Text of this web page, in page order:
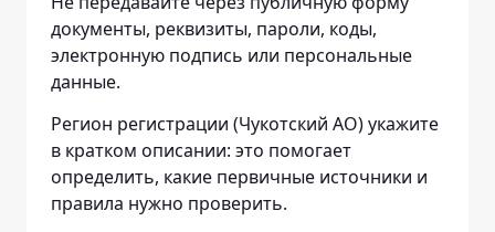
документы, реквизиты, пароли, коды,
электронную подпись или персональные
данные.
Регион регистрации (Чукотский АО) укажите
в кратком описании: это помогает
определить, какие первичные источники и
правила нужно проверить.